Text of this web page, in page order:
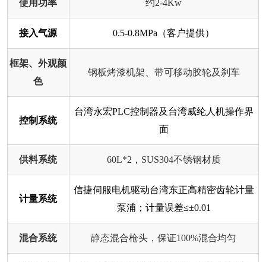
使用功率 约2-4Kw
接入气源 0.5-0.8MPa（客户提供）
框架、外观颜
色
钢板烤漆机架、带可移动胶轮及刹车
控制系统
台湾永宏PLC控制器及台湾威纶人机操作界
面
供料系统 60L*2，SUS304不锈钢材质
计量系统
信捷伺服电机驱动台湾东正高精密齿轮计量
泵浦；计量误差≤±0.01
混合系统 静态混合枪头，保证100%混合均匀